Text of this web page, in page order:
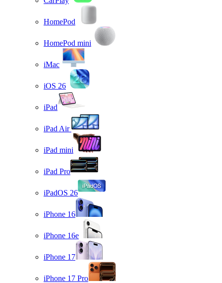
HomePod
HomePod mini
iMac
iOS 26
iPad
iPad Air
iPad mini
iPad Pro
iPadOS 26
iPhone 16
iPhone 16e
iPhone 17
iPhone 17 Pro